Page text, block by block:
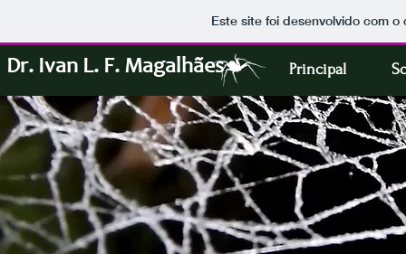
Este site foi desenvolvido com
Dr. Ivan L. F. Magalhães Principal